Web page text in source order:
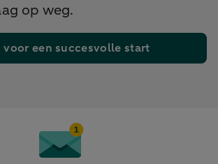
op weg.
voor een succesvolle start